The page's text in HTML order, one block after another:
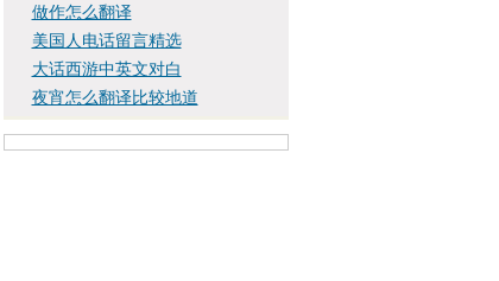
做作怎么翻译
美国人电话留言精选
大话西游中英文对白
夜宵怎么翻译比较地道